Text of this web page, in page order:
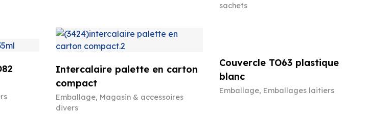
sachets
Intercalaire palette en carton
compact
Emballage, Magasin & accessoires
divers
Couvercle TO63 plastique
blanc
Emballage, Emballages laitiers